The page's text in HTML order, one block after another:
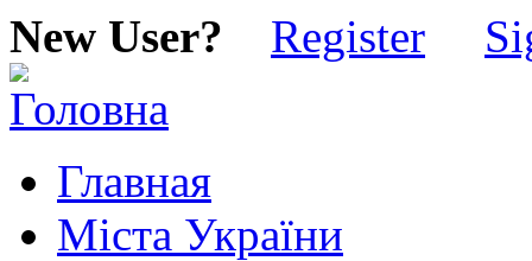
New User? Register
Главная
Міста України